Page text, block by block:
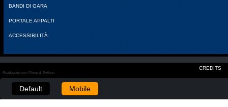
BANDI DI GARA
PORTALE APPALTI
ACCESSIBILITÀ
CREDITS
Realizzato con Plone & Python
Default Mobile